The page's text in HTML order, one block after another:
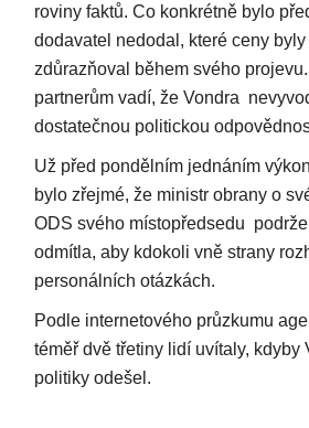
roviny faktů. Co konkrétně bylo
dodavatel nedodal, které ceny byly
zdůrazňoval během svého
partnerům vadí, že Vondra
dostatečnou politickou
Už před pondělním jednáním
bylo zřejmé, že ministr obrany o
ODS svého místopředsedu
odmítla, aby kdokoli vně strany
personálních otázkách.
Podle internetového průzkumu
téměř dvě třetiny lidí uvítaly, kdyby
politiky odešel.